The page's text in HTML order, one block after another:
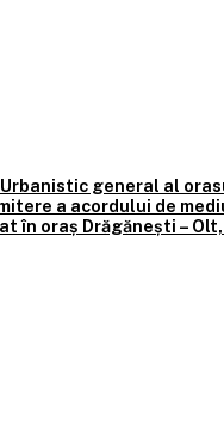
general al
a acordului de mediu
în oraș Drăgănești –